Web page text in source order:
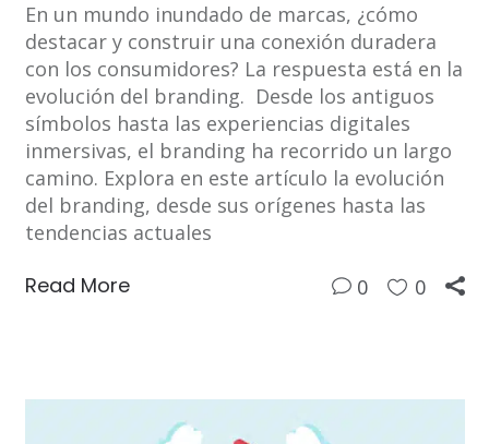
En un mundo inundado de marcas, ¿cómo
destacar y construir una conexión duradera
con los consumidores? La respuesta está en la
evolución del branding. Desde los antiguos
símbolos hasta las experiencias digitales
inmersivas, el branding ha recorrido un largo
camino. Explora en este artículo la evolución
del branding, desde sus orígenes hasta las
tendencias actuales
Read More 0 0